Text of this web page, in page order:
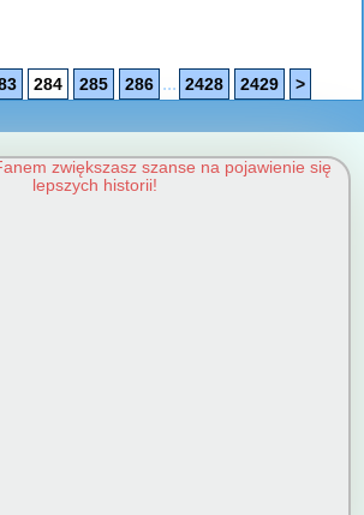
284 285 286 ... 2428 2429 >
zwiększasz szanse na pojawienie się
lepszych historii!